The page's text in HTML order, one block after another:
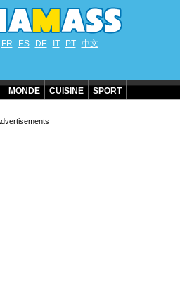
FR ES DE IT PT 中文
MONDE CUISINE SPORT